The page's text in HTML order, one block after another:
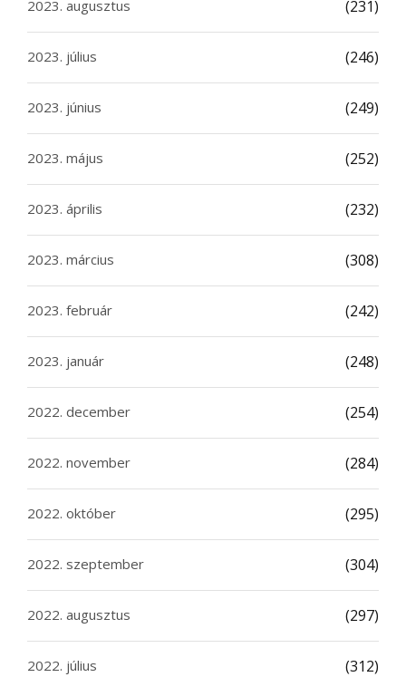
2023. augusztus (231)
2023. július (246)
2023. június (249)
2023. május (252)
2023. április (232)
2023. március (308)
2023. február (242)
2023. január (248)
2022. december (254)
2022. november (284)
2022. október (295)
2022. szeptember (304)
2022. augusztus (297)
2022. július (312)